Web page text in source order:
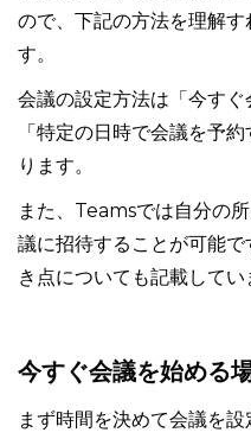
ので、下記の方法を理解す
す。
会議の設定方法は「今す
「特定の日時で会議を予
ります。
また、Teamsでは自分の
議に招待することが可能
き点についても記載してい
今すぐ会議を始める
まず時間を決めて会議を